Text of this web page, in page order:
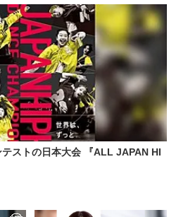
ストの日本大会 『ALL JAPAN HI